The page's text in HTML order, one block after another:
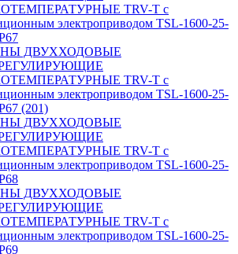
TRV-T с
электроприводом TSL-1600-25-
ДВУХХОДОВЫЕ
TRV-T с
электроприводом TSL-1600-25-
(201)
ДВУХХОДОВЫЕ
TRV-T с
электроприводом TSL-1600-25-
ДВУХХОДОВЫЕ
TRV-T с
электроприводом TSL-1600-25-